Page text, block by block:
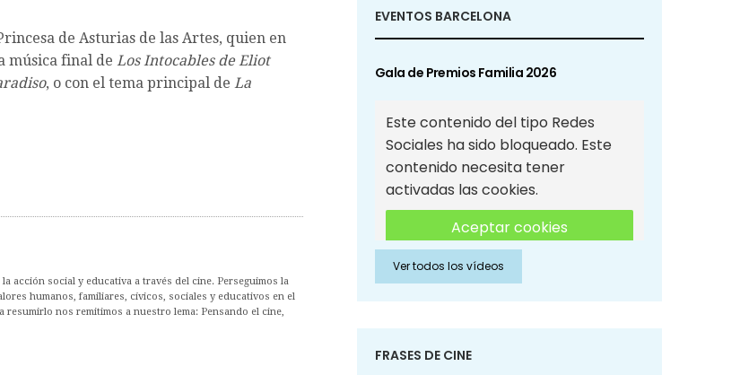
de Asturias de las Artes, quien en
música final de Los Intocables de Eliot
, o con el tema principal de La
acción social y educativa a través del cine. Perseguimos la
humanos, familiares, cívicos, sociales y educativos en el
nos remitimos a nuestro lema: Pensando el cine,
EVENTOS BARCELONA
Gala de Premios Familia 2026
Este contenido del tipo Redes
Sociales ha sido bloqueado. Este
contenido necesita tener
activadas las cookies.
Aceptar cookies
Aceptar cookies de Redes
Sociales
Ver todos los vídeos
FRASES DE CINE